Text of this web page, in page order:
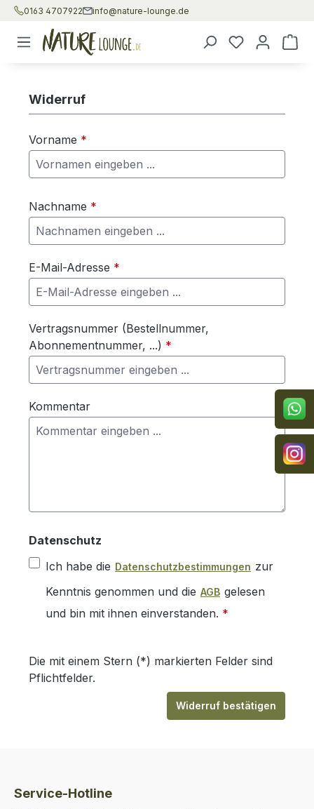
Zum Hauptinhalt springen
0163 4707922 info@nature-lounge.de
Widerruf
Vorname *
Nachname *
E-Mail-Adresse *
Vertragsnummer (Bestellnummer,
Abonnementnummer, ...) *
Kommentar
Datenschutz
Ich habe die Datenschutzbestimmungen zur
Kenntnis genommen und die AGB gelesen
und bin mit ihnen einverstanden. *
Die mit einem Stern (*) markierten Felder sind
Pflichtfelder.
Widerruf bestätigen
Service-Hotline